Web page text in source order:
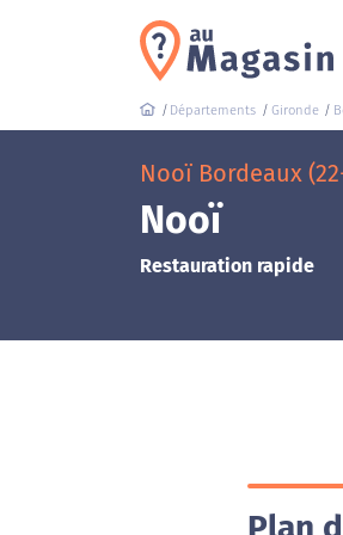
Départements Gironde
Nooï Bordeaux
Nooï
Restauration rapide